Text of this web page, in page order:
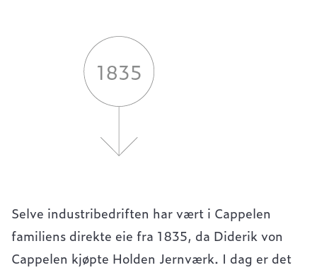
Selve industribedriften har vært i Cappelen
familiens direkte eie fra 1835, da Diderik von
Cappelen kjøpte Holden Jernværk. I dag er det